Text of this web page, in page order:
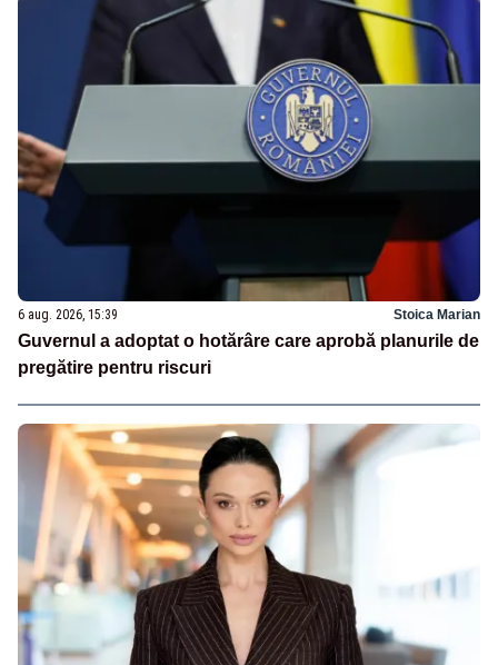
6 aug. 2026, 15:39 Stoica Marian
Guvernul a adoptat o hotărâre care aprobă planurile de
pregătire pentru riscuri